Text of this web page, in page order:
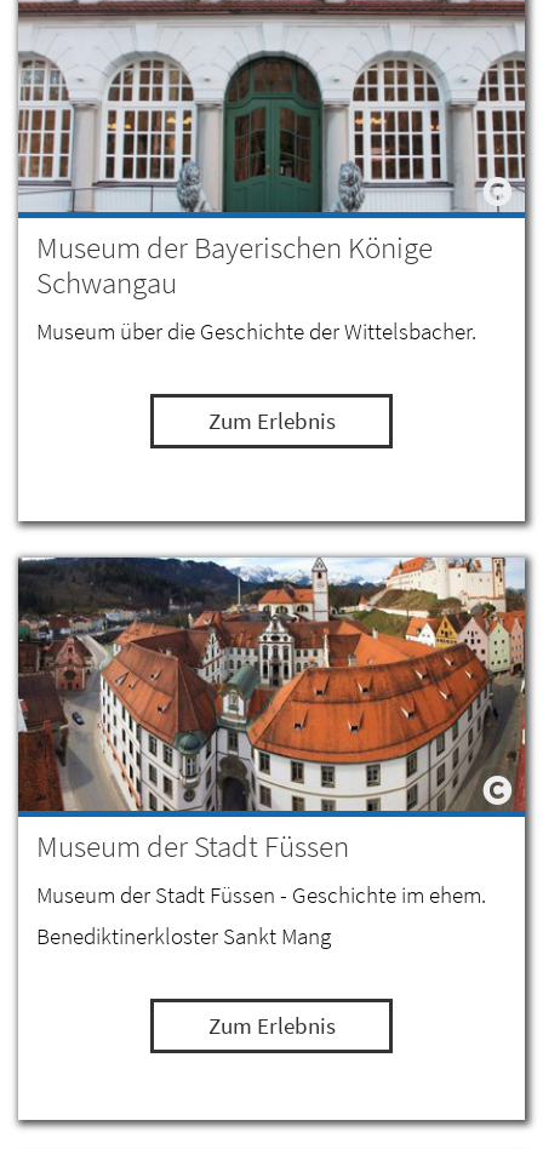
Museum der Bayerischen Könige
Schwangau
Museum über die Geschichte der Wittelsbacher.
Zum Erlebnis
Museum der Stadt Füssen
Museum der Stadt Füssen - Geschichte im ehem.
Benediktinerkloster Sankt Mang
Zum Erlebnis